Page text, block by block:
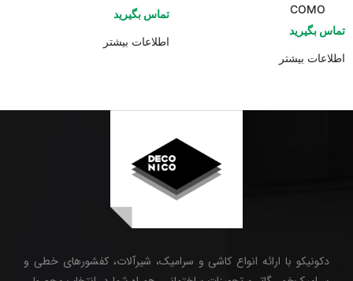
COMO
تماس بگیرید
اطلاعات بیشتر
تماس بگیرید
اطلاعات بیشتر
دکونیکو با ارائه انواع کاشی و سرامیک، شیرآلات، کفشورهای خطی و